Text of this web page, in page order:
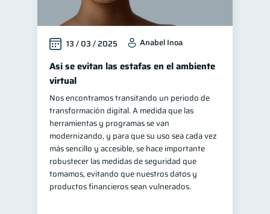
13 / 03 / 2025 Anabel Inoa
Así se evitan las estafas en el ambiente
virtual
Nos encontramos transitando un periodo de
transformación digital. A medida que las
herramientas y programas se van
modernizando, y para que su uso sea cada vez
más sencillo y accesible, se hace importante
robustecer las medidas de seguridad que
tomamos, evitando que nuestros datos y
productos financieros sean vulnerados.